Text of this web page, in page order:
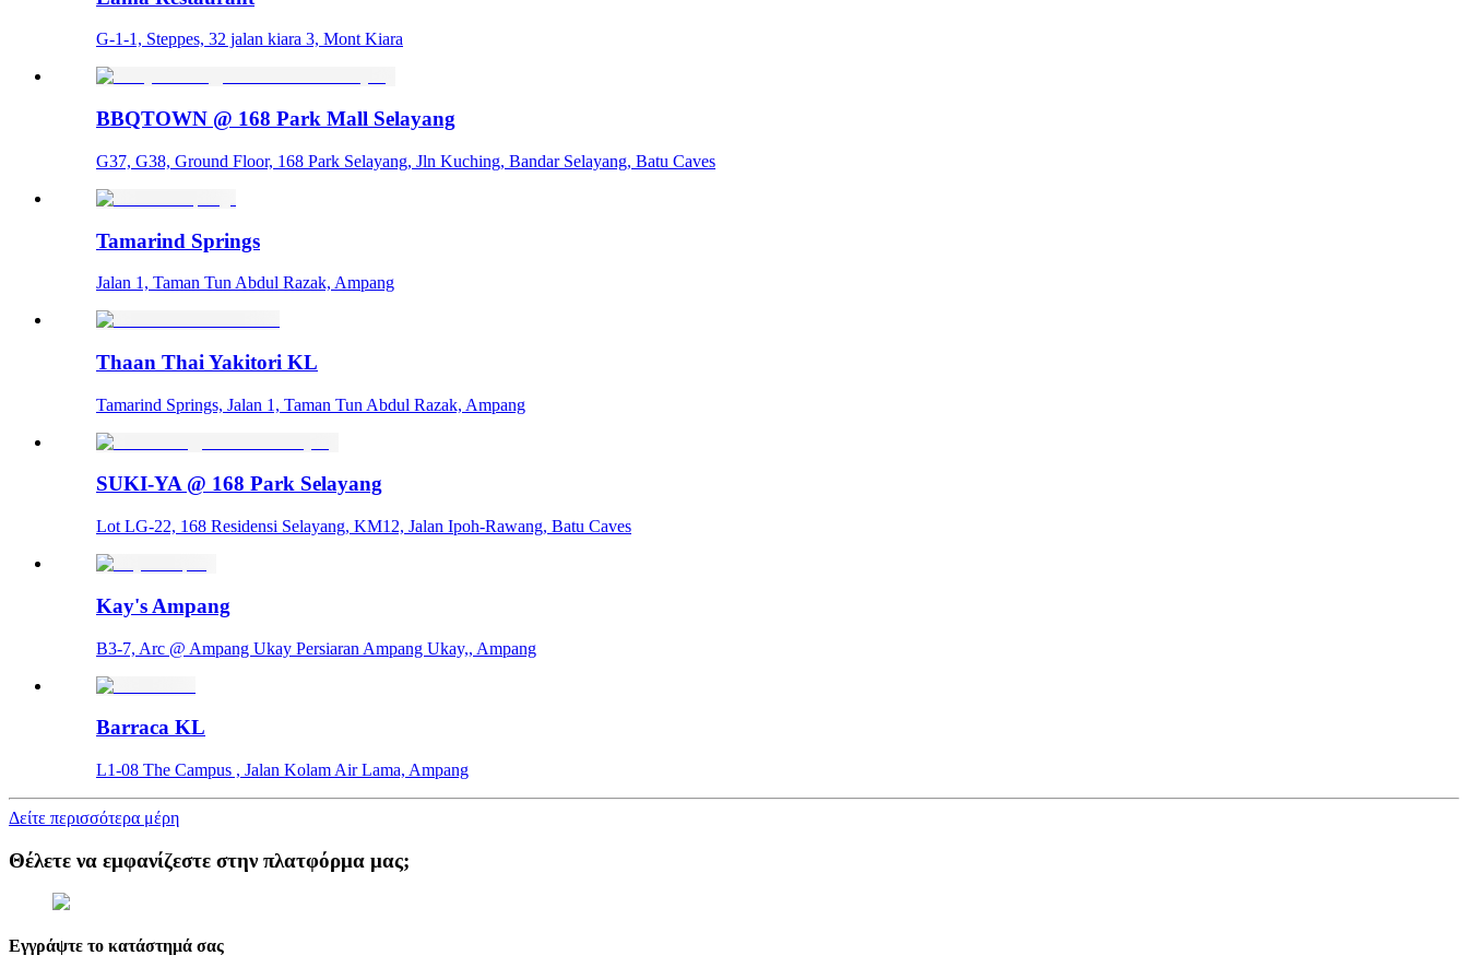
G-1-1, Steppes, 32 jalan kiara 3, Mont Kiara
BBQTOWN @ 168 Park Mall Selayang
G37, G38, Ground Floor, 168 Park Selayang, Jln Kuching, Bandar Selayang, Batu Caves
Tamarind Springs
Jalan 1, Taman Tun Abdul Razak, Ampang
Thaan Thai Yakitori KL
Tamarind Springs, Jalan 1, Taman Tun Abdul Razak, Ampang
SUKI-YA @ 168 Park Selayang
Lot LG-22, 168 Residensi Selayang, KM12, Jalan Ipoh-Rawang, Batu Caves
Kay's Ampang
B3-7, Arc @ Ampang Ukay Persiaran Ampang Ukay,, Ampang
Barraca KL
L1-08 The Campus , Jalan Kolam Air Lama, Ampang
Δείτε περισσότερα μέρη
Θέλετε να εμφανίζεστε στην πλατφόρμα μας;
Εγγράψτε το κατάστημά σας